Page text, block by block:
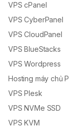
VPS cPanel
VPS CyberPanel
VPS CloudPanel
VPS BlueStacks
VPS Wordpress
Hosting máy chủ
VPS Plesk
VPS NVMe SSD
VPS KVM